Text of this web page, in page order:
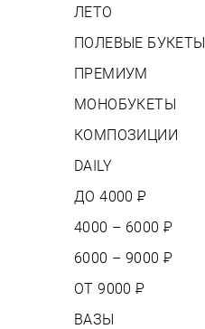
ЛЕТО
ПОЛЕВЫЕ БУКЕТЫ
ПРЕМИУМ
МОНОБУКЕТЫ
КОМПОЗИЦИИ
DAILY
ДО 4000Р
4000 – 6000 Р
6000 – 9000 Р
ОТ 9000Р
ВАЗЫ